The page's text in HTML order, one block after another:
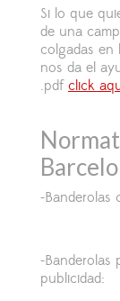
Si lo que
de una
colgadas
nos da el
.pdf click
-Banderolas
-Banderolas
publicidad: